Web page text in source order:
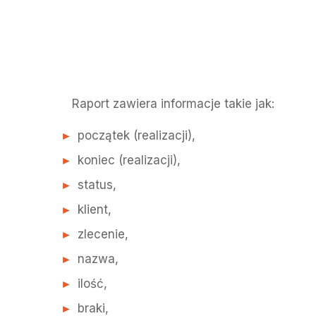
Raport zawiera informacje takie jak:
początek (realizacji),
koniec (realizacji),
status,
klient,
zlecenie,
nazwa,
ilość,
braki,